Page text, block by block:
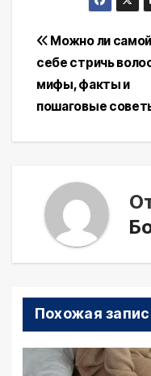
по
записям
Можно ли самой
себе стричь
мифы, факты и
пошаговые
Похожая